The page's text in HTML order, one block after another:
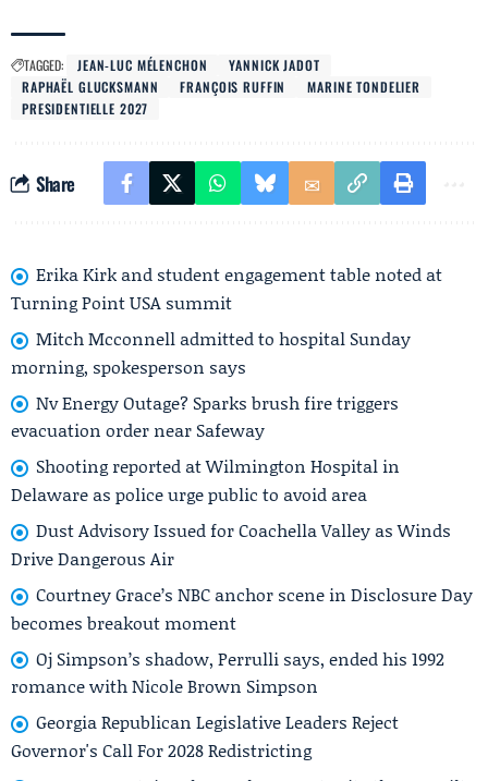
TAGGED: JEAN-LUC MÉLENCHON
YANNICK JADOT
RAPHAËL GLUCKSMANN
FRANÇOIS RUFFIN
MARINE TONDELIER
PRESIDENTIELLE 2027
Share
Erika Kirk and student engagement table noted at
Turning Point USA summit
Mitch Mcconnell admitted to hospital Sunday
morning, spokesperson says
Nv Energy Outage? Sparks brush fire triggers
evacuation order near Safeway
Shooting reported at Wilmington Hospital in
Delaware as police urge public to avoid area
Dust Advisory Issued for Coachella Valley as Winds
Drive Dangerous Air
Courtney Grace’s NBC anchor scene in Disclosure Day
becomes breakout moment
Oj Simpson’s shadow, Perrulli says, ended his 1992
romance with Nicole Brown Simpson
Georgia Republican Legislative Leaders Reject
Governor's Call For 2028 Redistricting